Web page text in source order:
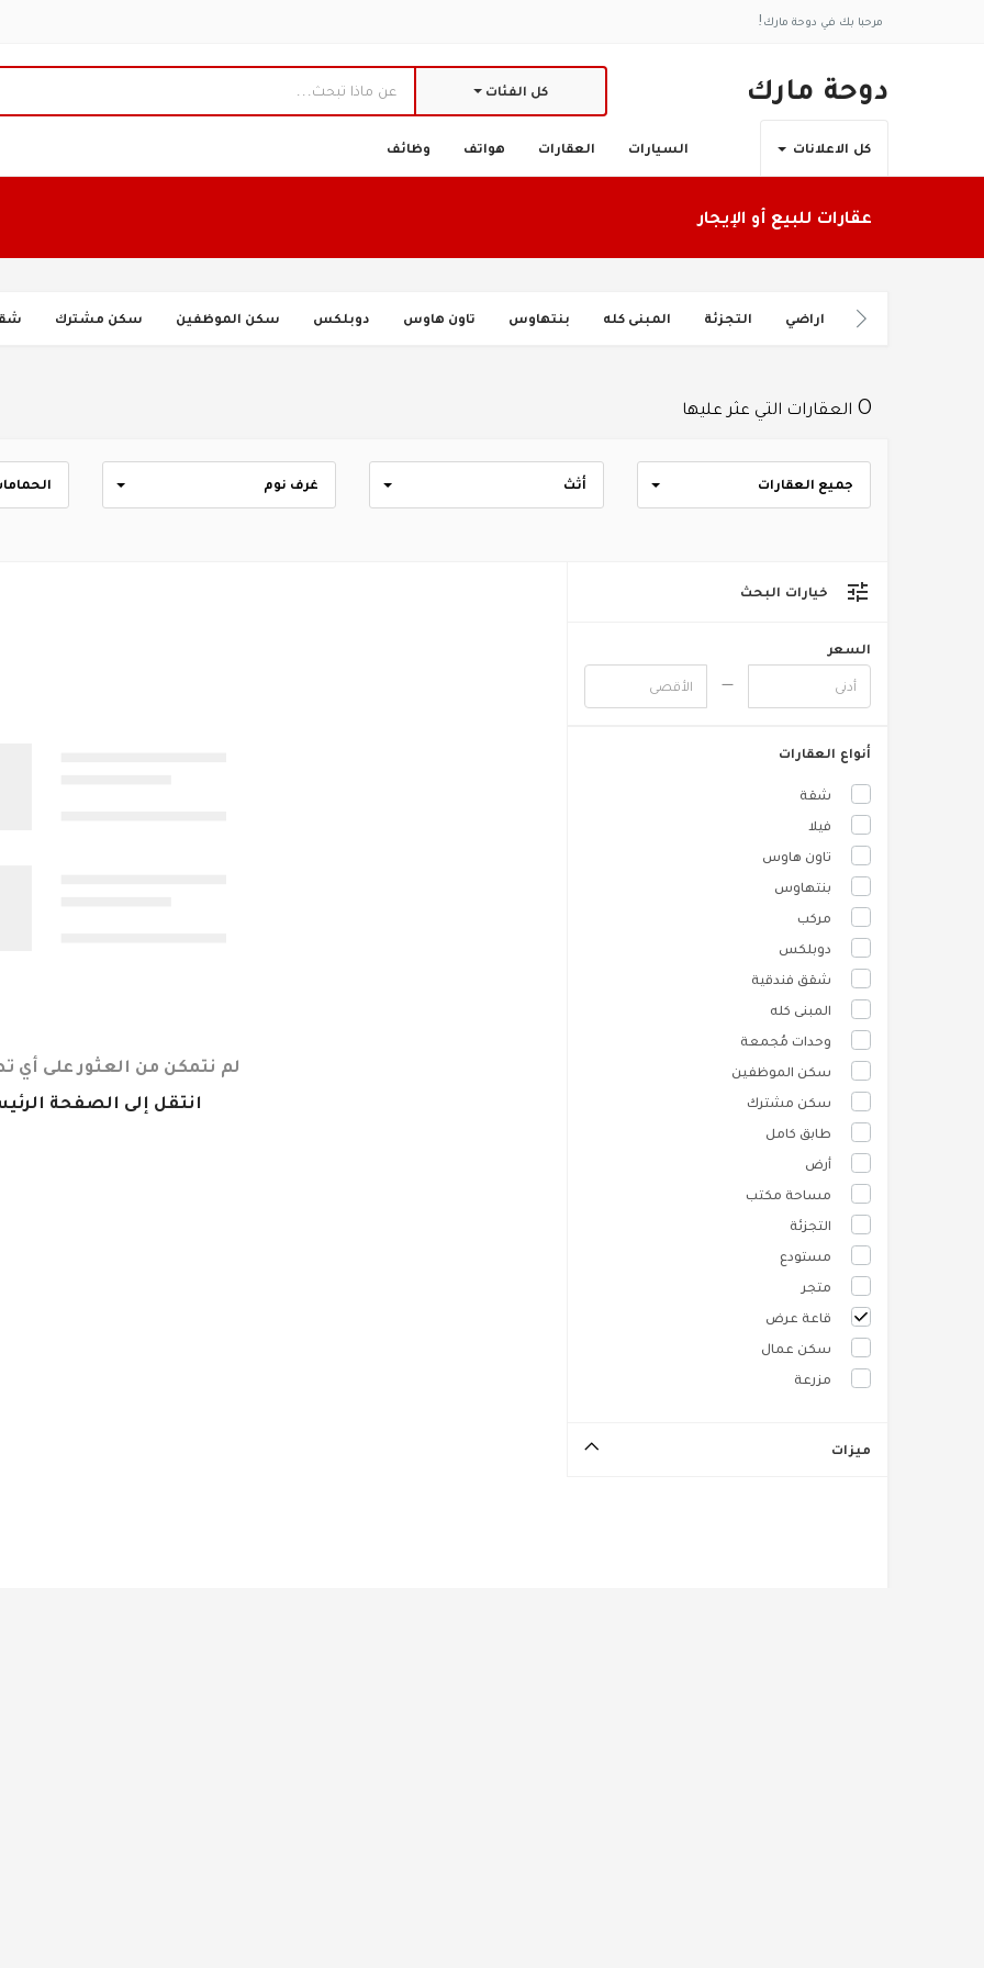
مرحبا بك في دوحة مارك!
دوحة مارك كل الفئات
كل الاعلانات السيارات العقارات هواتف وظائف
عقارات للبيع أو الإيجار
اراضي التجزئة المبنى كله بنتهاوس تاون هاوس دوبلكس سكن الموظفين سكن مشترك
0 العقارات التي عثر عليها
جميع العقارات أثث غرف نوم
خيارات البحث
السعر
أنواع العقارات
شقة
فيلا
تاون هاوس
بنتهاوس
مركب
دوبلكس
شقق فندقية
المبنى كله
وحدات مُجمعة
سكن الموظفين
سكن مشترك
طابق كامل
أرض
مساحة مكتب
التجزئة
مستودع
متجر
قاعة عرض
سكن عمال
مزرعة
ميزات
لم نتمكن من العثور على أي
انتقل إلى الصفحة